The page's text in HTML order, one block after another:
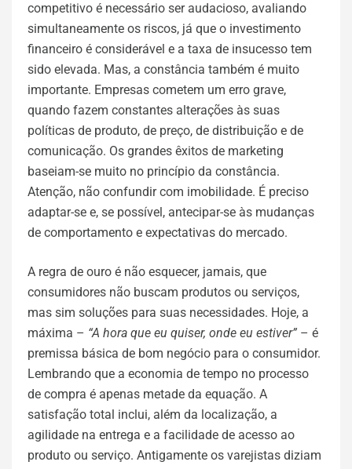
competitivo é necessário ser audacioso, avaliando
simultaneamente os riscos, já que o investimento
financeiro é considerável e a taxa de insucesso tem
sido elevada. Mas, a constância também é muito
importante. Empresas cometem um erro grave,
quando fazem constantes alterações às suas
políticas de produto, de preço, de distribuição e de
comunicação. Os grandes êxitos de marketing
baseiam-se muito no princípio da constância.
Atenção, não confundir com imobilidade. É preciso
adaptar-se e, se possível, antecipar-se às mudanças
de comportamento e expectativas do mercado.
A regra de ouro é não esquecer, jamais, que
consumidores não buscam produtos ou serviços,
mas sim soluções para suas necessidades. Hoje, a
máxima – “A hora que eu quiser, onde eu estiver” – é
premissa básica de bom negócio para o consumidor.
Lembrando que a economia de tempo no processo
de compra é apenas metade da equação. A
satisfação total inclui, além da localização, a
agilidade na entrega e a facilidade de acesso ao
produto ou serviço. Antigamente os varejistas diziam